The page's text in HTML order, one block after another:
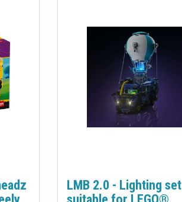
LMB 2.0 - Lighting set